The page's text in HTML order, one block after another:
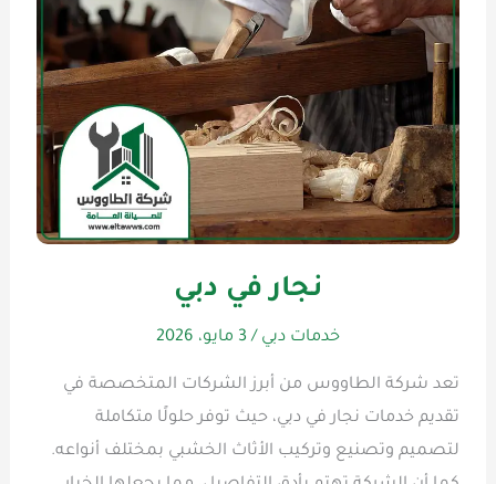
نجار في دبي
خدمات دبي / 3 مايو، 2026
تعد شركة الطاووس من أبرز الشركات المتخصصة في
تقديم خدمات نجار في دبي، حيث توفر حلولًا متكاملة
لتصميم وتصنيع وتركيب الأثاث الخشبي بمختلف أنواعه.